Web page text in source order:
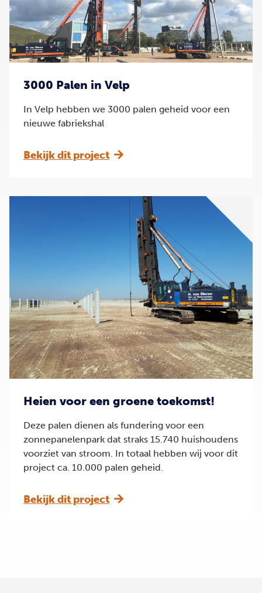
3000 Palen in Velp
In Velp hebben we 3000 palen geheid voor een
nieuwe fabriekshal
Bekijk dit project
Heien voor een groene toekomst!
Deze palen dienen als fundering voor een
zonnepanelenpark dat straks 15.740 huishoudens
voorziet van stroom. In totaal hebben wij voor dit
project ca. 10.000 palen geheid.
Bekijk dit project